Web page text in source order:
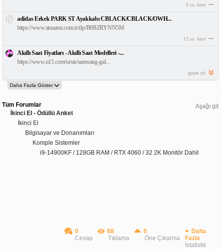
9 sa. önce
adidas Erkek PARK ST Ayakkabı CBLACK/CBLACK/OWH...
https://www.amazon.com.tr/dp/B0BZRYNN5M
12 sa. önce
Akıllı Saat Fiyatları - Akıllı Saat Modelleri -...
https://www.n11.com/urun/samsung-gal...
geçen yıl
Aşağı git
Tüm Forumlar
İkinci El - Ödüllü Anket
İkinci El
Bilgisayar ve Donanımları
Komple Sistemler
i9-14900KF / 128GB RAM / RTX 4060 / 32 2K Monitör Dahil
0
Cevap
68
Tıklama
0
Öne Çıkarma
Daha
Fazla
İstatistik